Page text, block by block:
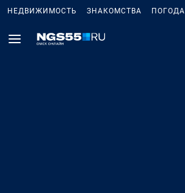
НЕДВИЖИМОСТЬ ЗНАКОМСТВА ПОГОДА